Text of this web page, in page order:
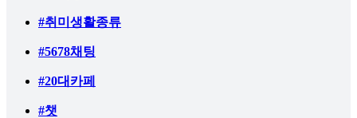
#취미생활종류
#5678채팅
#20대카페
#챗